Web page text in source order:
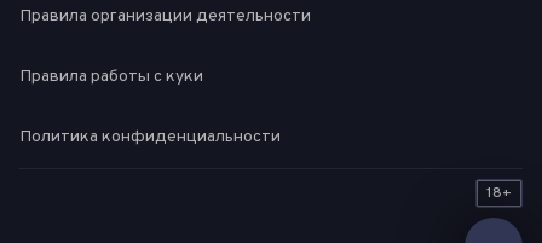
Правила организации деятельности
Правила работы с куки
Политика конфиденциальности
18+